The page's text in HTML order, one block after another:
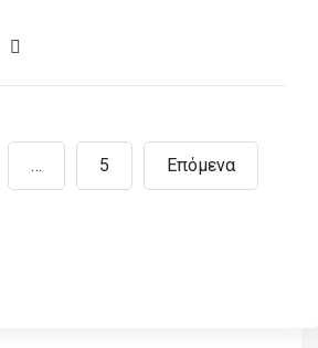
… 5 Επόμενα